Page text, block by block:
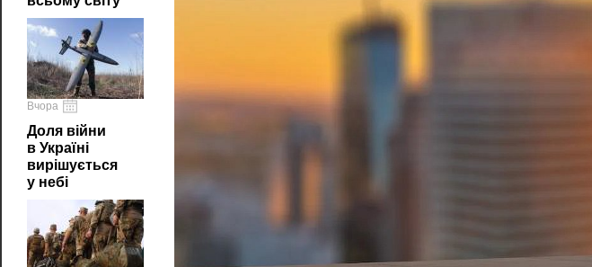
Вчора
Доля війни
в Україні
вирішується
у небі